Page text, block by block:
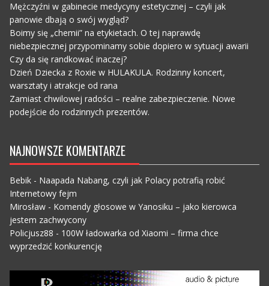
Mężczyźni w gabinecie medycyny estetycznej – czyli jak
panowie dbają o swój wygląd?
Boimy się „chemii” na etykietach. O tej naprawdę
niebezpiecznej przypominamy sobie dopiero w sytuacji awarii
Czy da się randkować inaczej?
Dzień Dziecka z Roxie w HULAKULA. Rodzinny koncert,
warsztaty i atrakcje od rana
Zamiast chwilowej radości – realne zabezpieczenie. Nowe
podejście do rodzinnych prezentów.
NAJNOWSZE KOMENTARZE
Bebik- Naapada Nabang, czyli jak Polacy potrafią robić
Internetowy fejm
Mirosław- Komendy głosowe w Yanosiku – jako kierowca
jestem zachwycony
Policjusz88 - 100W ładowarka od Xiaomi – firma chce
wyprzedzić konkurencję